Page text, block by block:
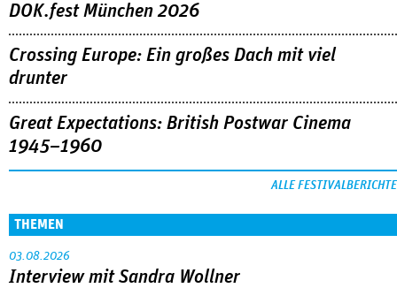
DOK.fest München 2026
Crossing Europe: Ein großes Dach mit viel
drunter
Great Expectations: British Postwar Cinema
1945–1960
ALLE FESTIVALBERICHTE
THEMEN
03.08.2026
Interview mit Sandra Wollner